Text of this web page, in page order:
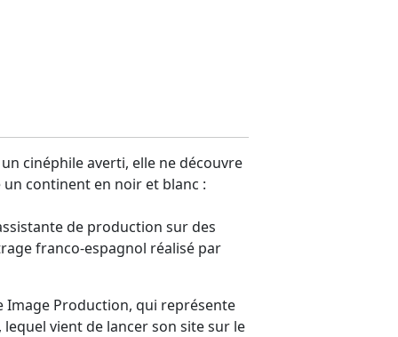
cinéphile averti, elle ne découvre
continent en noir et blanc :
de production sur des
franco-espagnol réalisé par
Image Production, qui représente
vient de lancer son site sur le